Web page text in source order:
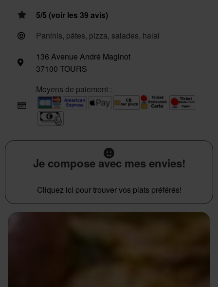
5/5 (voir les 39 avis)
Paninis, pâtes, pizza, salades, halal
136 Avenue André Maginot
37100 TOURS
Moyens de paiement :
Je compose avec mes envies!
Cliquez ici pour trouver vos plats préférés!